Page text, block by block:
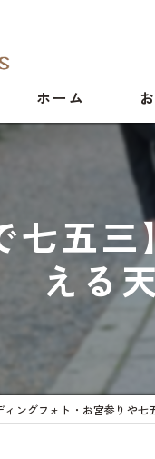
ホーム
七五
える
ィングフォト・お宮参りや七